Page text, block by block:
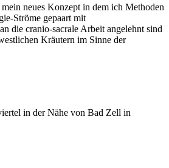
neues Konzept in dem ich Methoden
Ströme gepaart mit
die cranio-sacrale Arbeit angelehnt sind
Kräutern im Sinne der
in der Nähe von Bad Zell in